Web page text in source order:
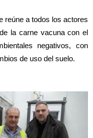
reúne a todos los actores
la carne vacuna con el
negativos, con
de uso del suelo.